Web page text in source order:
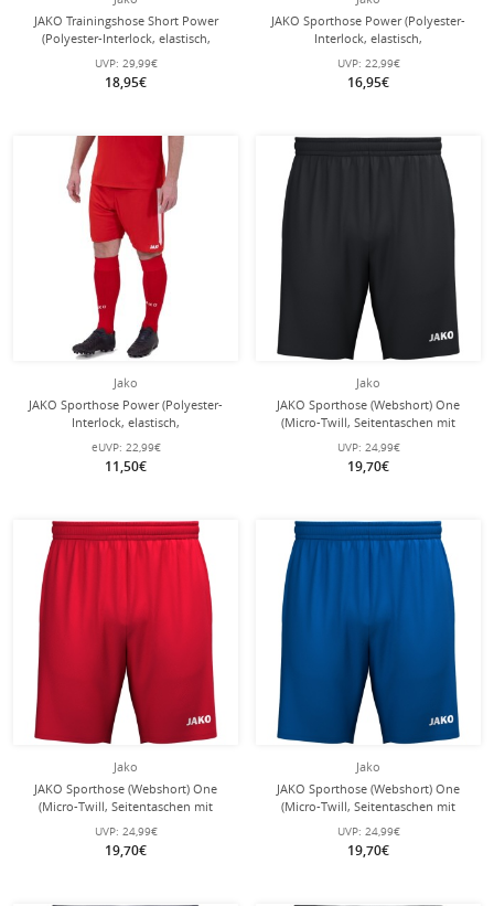
JAKO Trainingshose Short Power
(Polyester-Interlock, elastisch,
strapazierfähig) kurz schwarz Herren
UVP: 29,99€
18,95€
JAKO Sporthose Power (Polyester-
Interlock, elastisch,
schnelltrocknend) kurz schwarz/gelb
Herren
UVP: 22,99€
16,95€
Jako
JAKO Sporthose Power (Polyester-
Interlock, elastisch,
schnelltrocknend) kurz rot/weiss
Herren
eUVP: 22,99€
11,50€
Jako
JAKO Sporthose (Webshort) One
(Micro-Twill, Seitentaschen mit
Reißverschluss) kurz schwarz Herren
UVP: 24,99€
19,70€
Jako
JAKO Sporthose (Webshort) One
(Micro-Twill, Seitentaschen mit
Reißverschluss) kurz rot Herren
UVP: 24,99€
19,70€
Jako
JAKO Sporthose (Webshort) One
(Micro-Twill, Seitentaschen mit
Reißverschluss) kurz royalblau
Herren
UVP: 24,99€
19,70€